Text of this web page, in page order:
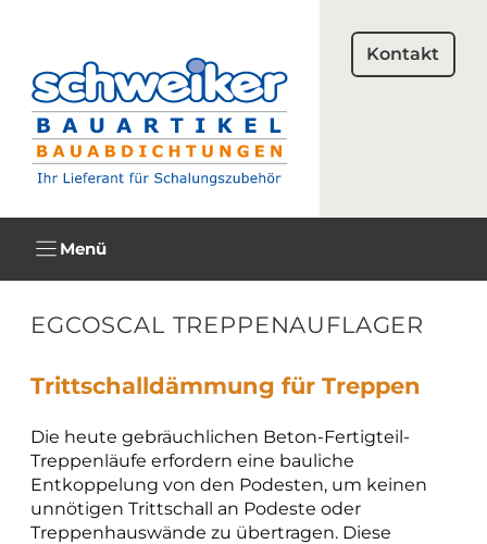
Kontakt
Menü
EGCOSCAL TREPPENAUFLAGER
Trittschalldämmung für Treppen
Die heute gebräuchlichen Beton-Fertigteil-
Treppenläufe erfordern eine bauliche
Entkoppelung von den Podesten, um keinen
unnötigen Trittschall an Podeste oder
Treppenhauswände zu übertragen. Diese